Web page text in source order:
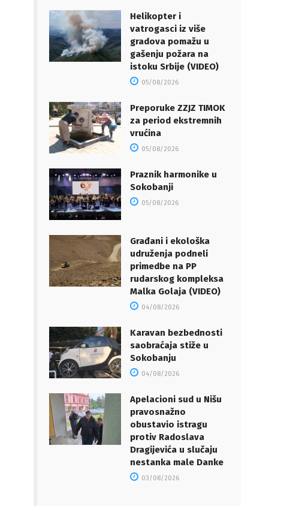
Helikopter i
vatrogasci iz više
gradova pomažu u
gašenju požara na
istoku Srbije (VIDEO)
05/08/2026
Preporuke ZZJZ TIMOK
za period ekstremnih
vrućina
05/08/2026
Praznik harmonike u
Sokobanji
05/08/2026
Građani i ekološka
udruženja podneli
primedbe na PP
rudarskog kompleksa
Malka Golaja (VIDEO)
04/08/2026
Karavan bezbednosti
saobraćaja stiže u
Sokobanju
04/08/2026
Apelacioni sud u Nišu
pravosnažno
obustavio istragu
protiv Radoslava
Dragijevića u slučaju
nestanka male Danke
03/08/2026